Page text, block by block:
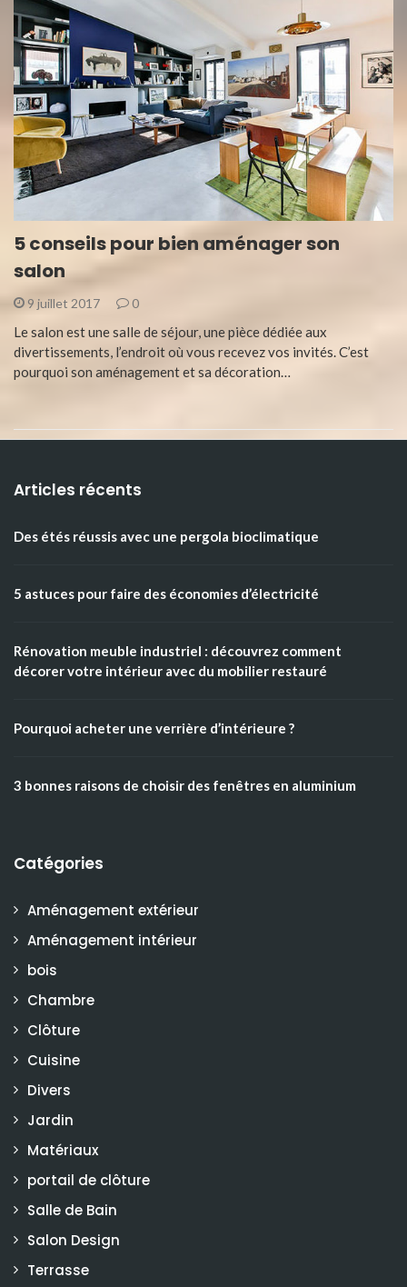
5 conseils pour bien aménager son
salon
9 juillet 2017 0
Le salon est une salle de séjour, une pièce dédiée aux
divertissements, l’endroit où vous recevez vos invités. C’est
pourquoi son aménagement et sa décoration…
Articles récents
Des étés réussis avec une pergola bioclimatique
5 astuces pour faire des économies d’électricité
Rénovation meuble industriel : découvrez comment
décorer votre intérieur avec du mobilier restauré
Pourquoi acheter une verrière d’intérieure ?
3 bonnes raisons de choisir des fenêtres en aluminium
Catégories
Aménagement extérieur
Aménagement intérieur
bois
Chambre
Clôture
Cuisine
Divers
Jardin
Matériaux
portail de clôture
Salle de Bain
Salon Design
Terrasse